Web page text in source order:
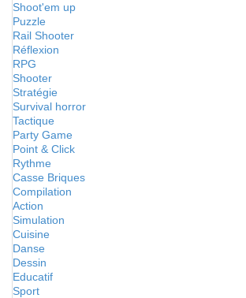
Shoot'em up
Puzzle
Rail Shooter
Réflexion
RPG
Shooter
Stratégie
Survival horror
Tactique
Party Game
Point & Click
Rythme
Casse Briques
Compilation
Action
Simulation
Cuisine
Danse
Dessin
Educatif
Sport